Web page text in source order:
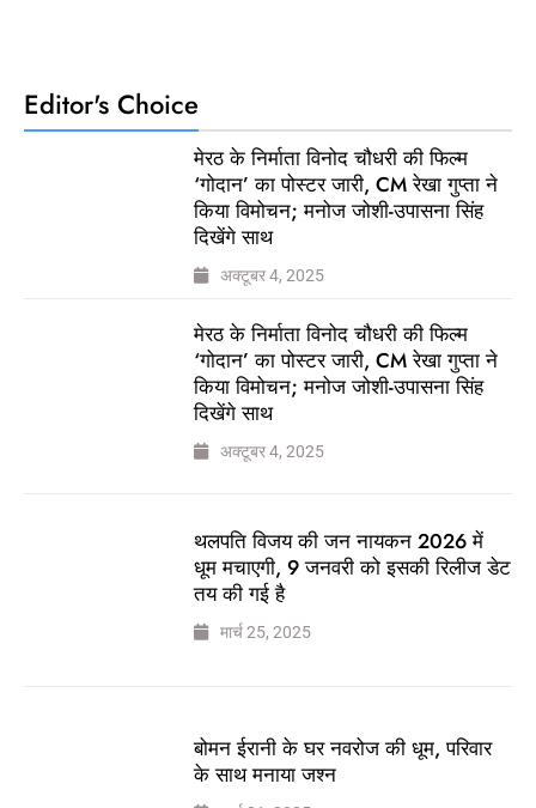
Editor's Choice
मेरठ के निर्माता विनोद चौधरी की फिल्म
‘गोदान’ का पोस्टर जारी, CM रेखा गुप्ता ने
किया विमोचन; मनोज जोशी-उपासना सिंह
दिखेंगे साथ
अक्टूबर 4, 2025
मेरठ के निर्माता विनोद चौधरी की फिल्म
‘गोदान’ का पोस्टर जारी, CM रेखा गुप्ता ने
किया विमोचन; मनोज जोशी-उपासना सिंह
दिखेंगे साथ
अक्टूबर 4, 2025
थलपति विजय की जन नायकन 2026 में
धूम मचाएगी, 9 जनवरी को इसकी रिलीज डेट
तय की गई है
मार्च 25, 2025
बोमन ईरानी के घर नवरोज की धूम, परिवार
के साथ मनाया जश्न